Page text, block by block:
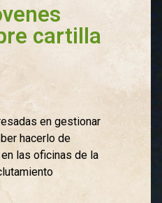
cartilla
en gestionar
hacerlo de
las oficinas de la